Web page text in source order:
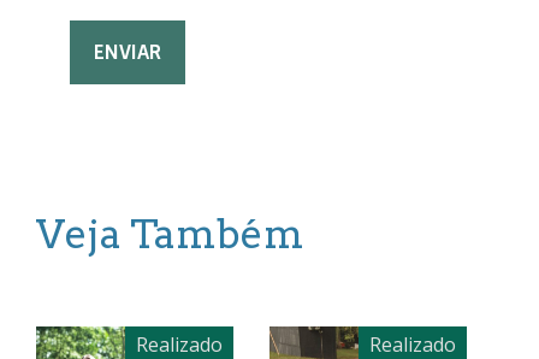
Veja Também
Realizado Realizado